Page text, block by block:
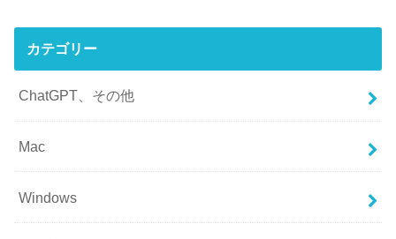
カテゴリー
ChatGPT、その他
Mac
Windows